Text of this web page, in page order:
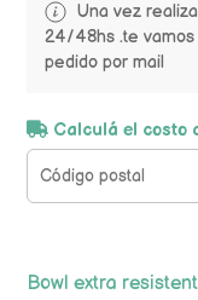
Una vez
24/48hs .te vamos
pedido por mail
Calculá el costo
Bowl extra